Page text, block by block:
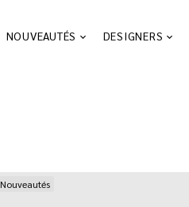
NOUVEAUTÉS DESIGNERS
Nouveautés